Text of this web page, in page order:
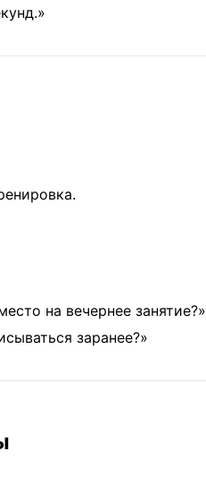
на вечернее занятие?»
заранее?»